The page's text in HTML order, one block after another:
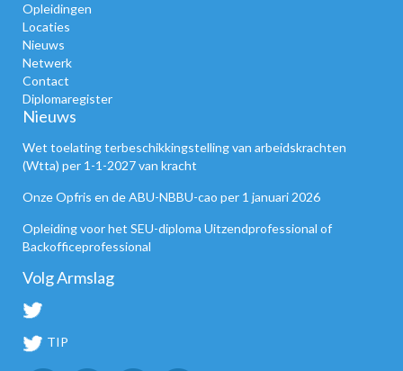
Opleidingen
Locaties
Nieuws
Netwerk
Contact
Diplomaregister
Nieuws
Wet toelating terbeschikkingstelling van arbeidskrachten
(Wtta) per 1-1-2027 van kracht
Onze Opfris en de ABU-NBBU-cao per 1 januari 2026
Opleiding voor het SEU-diploma Uitzendprofessional of
Backofficeprofessional
Volg Armslag
TIP